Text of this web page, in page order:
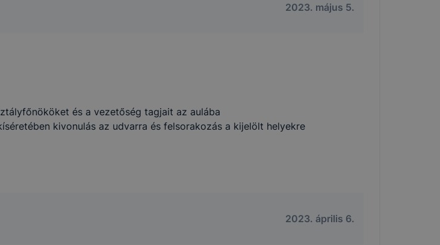
2023. május 5.
és a vezetőség tagjait az aulába
kivonulás az udvarra és felsorakozás a kijelölt helyekre
2023. április 6.